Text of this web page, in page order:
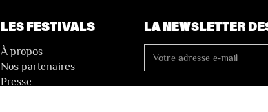
LES FESTIVALS
À propos
Nos partenaires
Presse
LA NEWSLETTER